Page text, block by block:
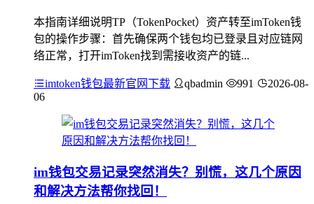
本指南详细说明TP（TokenPocket）资产转至imToken钱
包的操作步骤：首先确保两个钱包均已登录且对应链网
络正常，打开imToken找到需接收资产的链...
imtoken钱包最新官网下载 qbadmin 991
2026-08-
06
im钱包交易记录突然消失？别慌，这几个原因
和解决方法帮你找回！